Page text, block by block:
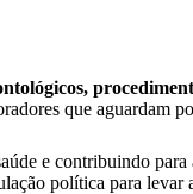
que aguardam
e contribuindo
política para levar